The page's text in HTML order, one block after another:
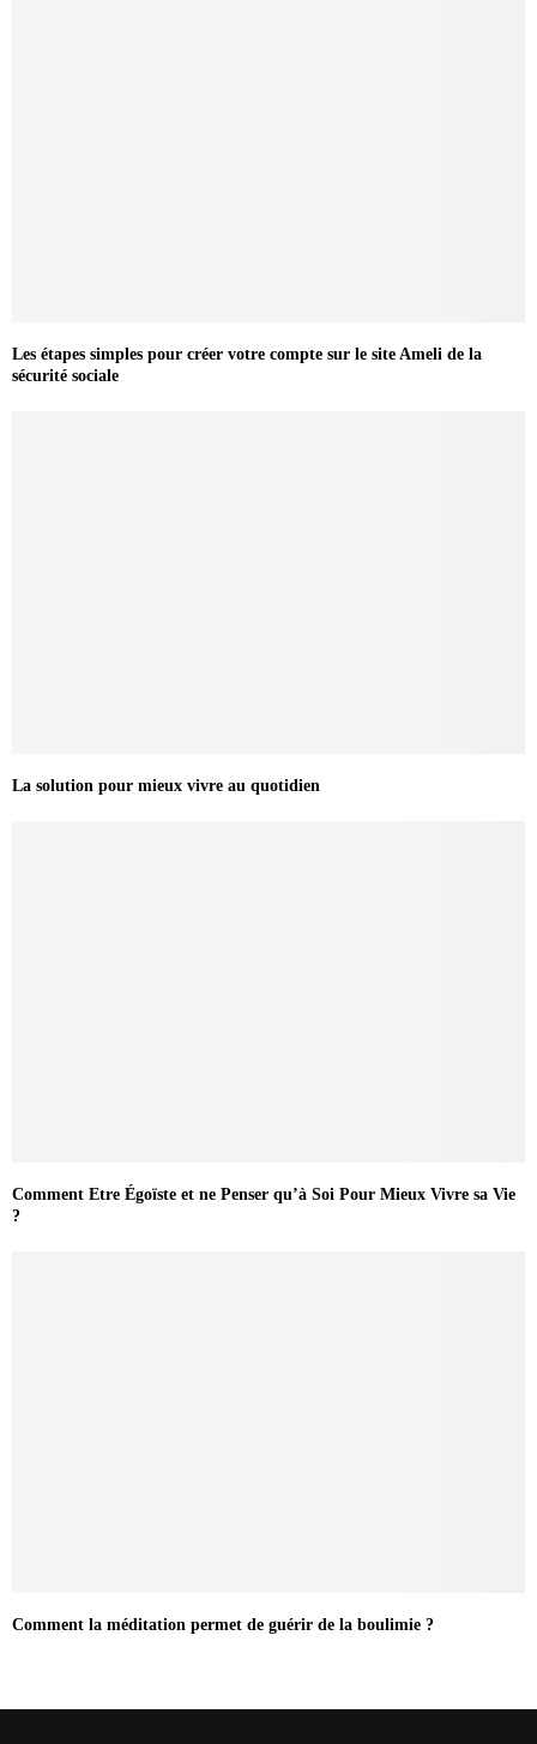
Les étapes simples pour créer votre compte sur le site Ameli de la
sécurité sociale
La solution pour mieux vivre au quotidien
Comment Etre Égoïste et ne Penser qu’à Soi Pour Mieux Vivre sa Vie
?
Comment la méditation permet de guérir de la boulimie ?